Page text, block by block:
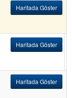
Haritada Göster
Haritada Göster
Haritada Göster